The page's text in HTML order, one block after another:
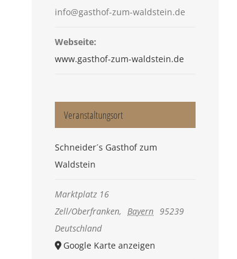
info@gasthof-zum-waldstein.de
Webseite:
www.gasthof-zum-waldstein.de
Veranstaltungsort
Schneider´s Gasthof zum
Waldstein
Marktplatz 16
Zell/Oberfranken, Bayern 95239
Deutschland
Google Karte anzeigen